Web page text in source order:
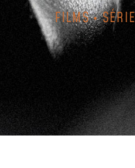
FILMS •